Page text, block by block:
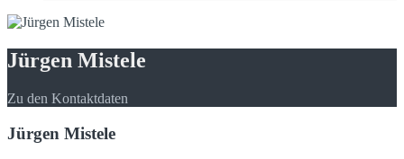
Jürgen Mistele
Zu den Kontaktdaten
Jürgen Mistele